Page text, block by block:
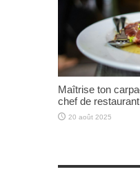
Maîtrise ton
chef de
20 août 2025